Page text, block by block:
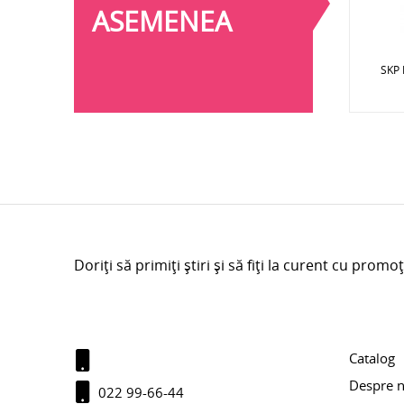
ASEMENEA
SKP
Doriți să primiți știri și să fiți la curent cu
022 99-66-44
Catalog
Despre